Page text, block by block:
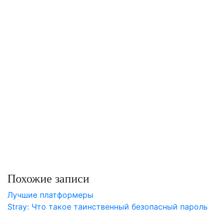
Похожие записи
Лучшие платформеры
Stray: Что такое таинственный безопасный пароль